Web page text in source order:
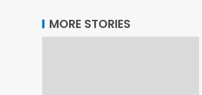
MORE STORIES